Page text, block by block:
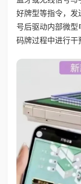
好牌型等指令，
号后驱动内部微型
码牌过程中进行干